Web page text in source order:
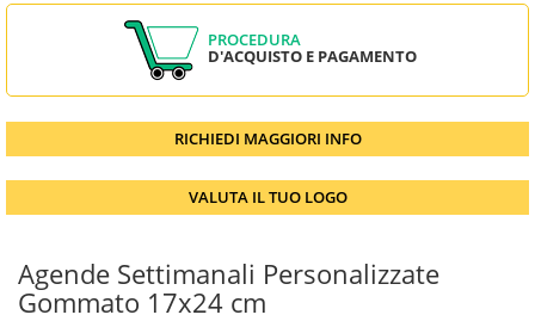
PROCEDURA
D'ACQUISTO E PAGAMENTO
RICHIEDI MAGGIORI INFO
VALUTA IL TUO LOGO
Agende Settimanali Personalizzate
Gommato 17x24 cm